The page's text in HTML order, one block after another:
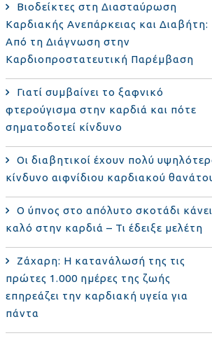
Βιοδείκτες στη Διασταύρωση
Καρδιακής Ανεπάρκειας και Διαβήτη:
Από τη Διάγνωση στην
Καρδιοπροστατευτική Παρέμβαση
Γιατί συμβαίνει το ξαφνικό
φτερούγισμα στην καρδιά και πότε
σηματοδοτεί κίνδυνο
Οι διαβητικοί έχουν πολύ
κίνδυνο αιφνίδιου καρδιακού
Ο ύπνος στο απόλυτο σκοτάδι κάνει
καλό στην καρδιά – Τι έδειξε μελέτη
Ζάχαρη: Η κατανάλωσή της τις
πρώτες 1.000 ημέρες της ζωής
επηρεάζει την καρδιακή υγεία για
πάντα